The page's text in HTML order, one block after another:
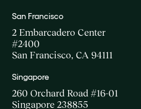
San Francisco
2 Embarcadero Center
#2400
San Francisco, CA 94111
Singapore
260 Orchard Road #16-01
Singapore 238855